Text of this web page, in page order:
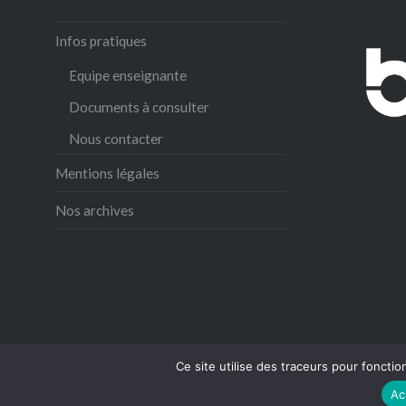
Infos pratiques
Equipe enseignante
Documents à consulter
Nous contacter
Mentions légales
Nos archives
Ce site utilise des traceurs pour